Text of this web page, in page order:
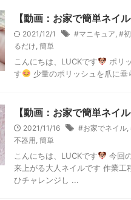
【動画：お家で簡単ネイ
2021/12/1 #マニキュア, #
るだけ, 簡単
こんにちは、LUCKです
ポリ
す
少量のポリッシュを爪に
【動画：お家で簡単ネイ
2021/11/16 #お家でネイル,
不器用, 簡単
こんにちは、LUCKです
今回
来上がる大人ネイルです 作業工
ひチャレンジし ...